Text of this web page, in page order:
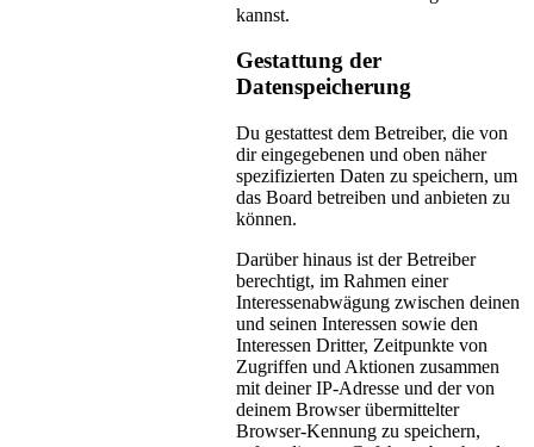
kannst.
Gestattung der
Datenspeicherung
Du gestattest dem Betreiber, die von
dir eingegebenen und oben näher
spezifizierten Daten zu speichern, um
das Board betreiben und anbieten zu
können.
Darüber hinaus ist der Betreiber
berechtigt, im Rahmen einer
Interessenabwägung zwischen deinen
und seinen Interessen sowie den
Interessen Dritter, Zeitpunkte von
Zugriffen und Aktionen zusammen
mit deiner IP-Adresse und der von
deinem Browser übermittelter
Browser-Kennung zu speichern,